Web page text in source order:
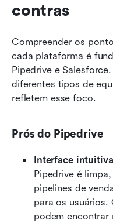
contras
Compreender os
cada plataforma é
Pipedrive e
diferentes tipos de
refletem esse foco.
Prós do Pipedrive
Interface
Pipedrive é
pipelines de
para os usuários.